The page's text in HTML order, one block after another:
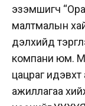
эзэмшигч
малтмалын
дэлхийд
компани юм.
цацраг
ажиллагаа